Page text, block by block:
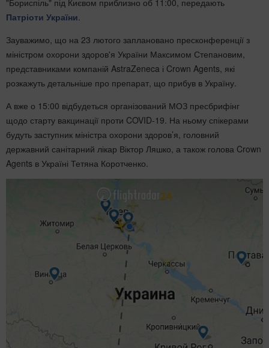
Патріоти України
Зауважимо, що на 23 лютого заплановано пресконференції з
міністром охорони здоров'я України Максимом Степановим,
представниками компаній AstraZeneca і Crown Agents, які
розкажуть детальніше про препарат, що прибув в Україну.
А вже о 15:00 відбудеться організований МОЗ пресбрифінг
щодо старту вакцинації проти COVID-19. На ньому спікерами
будуть заступник міністра охорони здоров’я, головний
державний санітарний лікар Віктор Ляшко, а також голова Crown
Agents в Україні Тетяна Коротченко.